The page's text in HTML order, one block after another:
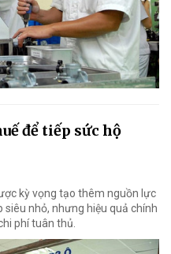
để tiếp sức hộ
kỳ vọng tạo thêm nguồn lực
nhỏ, nhưng hiệu quả chính
phí tuân thủ.